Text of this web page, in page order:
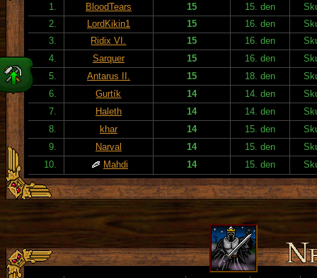
1.
BloodTears 15 15. den
2.
LordKikin1 15 16. den
3.
Ridix VI. 15 16. den
4.
Sarquer 15 16. den
5.
Antarus II. 15 18. den
6.
Gurtík 14 14. den
7.
Haleth 14 14. den
8.
khar 14 15. den
9.
Narval 14 15. den
10.
Mahdi 14 15. den